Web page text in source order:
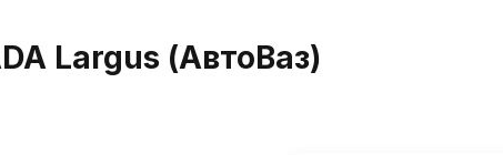
Largus (АвтоВаз)